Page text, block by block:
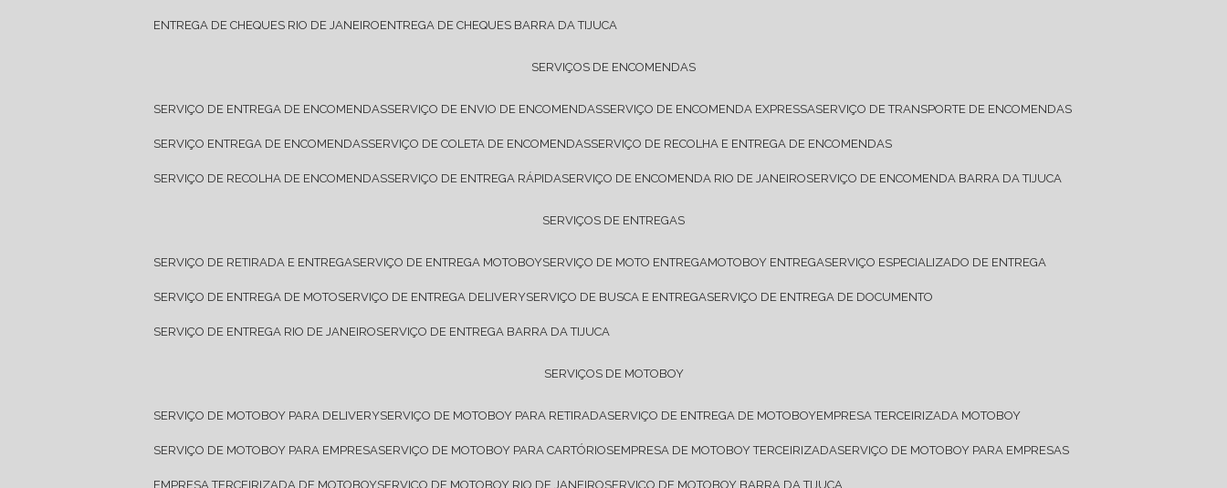
ENTREGA DE CHEQUES RIO DE JANEIRO ENTREGA DE CHEQUES BARRA DA TIJUCA
SERVIÇOS DE ENCOMENDAS
SERVIÇO DE ENTREGA DE ENCOMENDAS SERVIÇO DE ENVIO DE ENCOMENDAS SERVIÇO DE ENCOMENDA EXPRESSA SERVIÇO DE TRANSPORTE DE ENCOMENDAS
SERVIÇO ENTREGA DE ENCOMENDAS SERVIÇO DE COLETA DE ENCOMENDAS SERVIÇO DE RECOLHA E ENTREGA DE ENCOMENDAS
SERVIÇO DE RECOLHA DE ENCOMENDAS SERVIÇO DE ENTREGA RÁPIDA SERVIÇO DE ENCOMENDA RIO DE JANEIRO SERVIÇO DE ENCOMENDA BARRA DA TIJUCA
SERVIÇOS DE ENTREGAS
SERVIÇO DE RETIRADA E ENTREGA SERVIÇO DE ENTREGA MOTOBOY SERVIÇO DE MOTO ENTREGA MOTOBOY ENTREGA SERVIÇO ESPECIALIZADO DE ENTREGA
SERVIÇO DE ENTREGA DE MOTO SERVIÇO DE ENTREGA DELIVERY SERVIÇO DE BUSCA E ENTREGA SERVIÇO DE ENTREGA DE DOCUMENTO
SERVIÇO DE ENTREGA RIO DE JANEIRO SERVIÇO DE ENTREGA BARRA DA TIJUCA
SERVIÇOS DE MOTOBOY
SERVIÇO DE MOTOBOY PARA DELIVERY SERVIÇO DE MOTOBOY PARA RETIRADA SERVIÇO DE ENTREGA DE MOTOBOY EMPRESA TERCEIRIZADA MOTOBOY
SERVIÇO DE MOTOBOY PARA EMPRESA SERVIÇO DE MOTOBOY PARA CARTÓRIOS EMPRESA DE MOTOBOY TERCEIRIZADA SERVIÇO DE MOTOBOY PARA EMPRESAS
EMPRESA TERCEIRIZADA DE MOTOBOY SERVIÇO DE MOTOBOY RIO DE JANEIRO SERVIÇO DE MOTOBOY BARRA DA TIJUCA